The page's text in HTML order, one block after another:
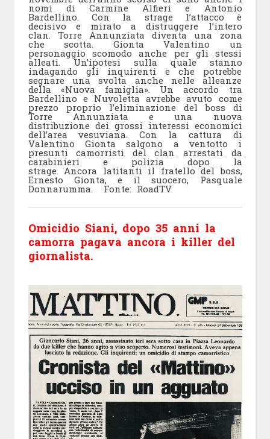
nomi di Carmine Alfieri e Antonio
Bardellino. Con la strage l’attacco è
decisivo e mirato a distruggere l’intero
clan. Torre Annunziata diventa una zona
che scotta. Gionta Valentino un
personaggio scomodo anche per gli stessi
alleati. Un’ipotesi sulla quale stanno
indagando gli inquirenti e che potrebbe
segnare una svolta anche nelle alleanze
della «Nuova famiglia». Un accordo tra
Bardellino e Nuvoletta avrebbe avuto come
prezzo proprio l’eliminazione del boss di
Torre Annunziata e una nuova
distribuzione dei grossi interessi economici
dell’area vesuviana. Con la cattura di
Valentino Gionta salgono a ventotto i
presunti camorristi del clan arrestati da
carabinieri e polizia dopo la
strage. Ancora latitanti il fratello del boss,
Ernesto Gionta, e il suocero, Pasquale
Donnarumma. Fonte: RoadTV
Omicidio Siani, dopo 35 anni la
camorra pagava ancora i killer del
giornalista.